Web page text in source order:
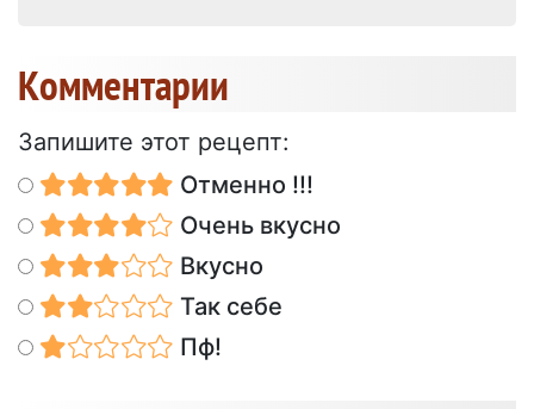
Kомментарии
Запишите этот рецепт:
Отменно !!!
Очень вкусно
Вкусно
Так себе
Пф!